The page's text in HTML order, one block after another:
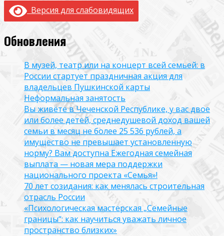
Версия для слабовидящих
Обновления
В музей, театр или на концерт всей семьей: в
России стартует праздничная акция для
владельцев Пушкинской карты
Неформальная занятость
Вы живёте в Чеченской Республике, у вас двое
или более детей, среднедушевой доход вашей
семьи в месяц не более 25 536 рублей, а
имущество не превышает установленную
норму? Вам доступна Ежегодная семейная
выплата — новая мера поддержки
национального проекта «Семья»!
70 лет созидания: как менялась строительная
отрасль России
«Психологическая мастерская „Семейные
границы“: как научиться уважать личное
пространство близких»